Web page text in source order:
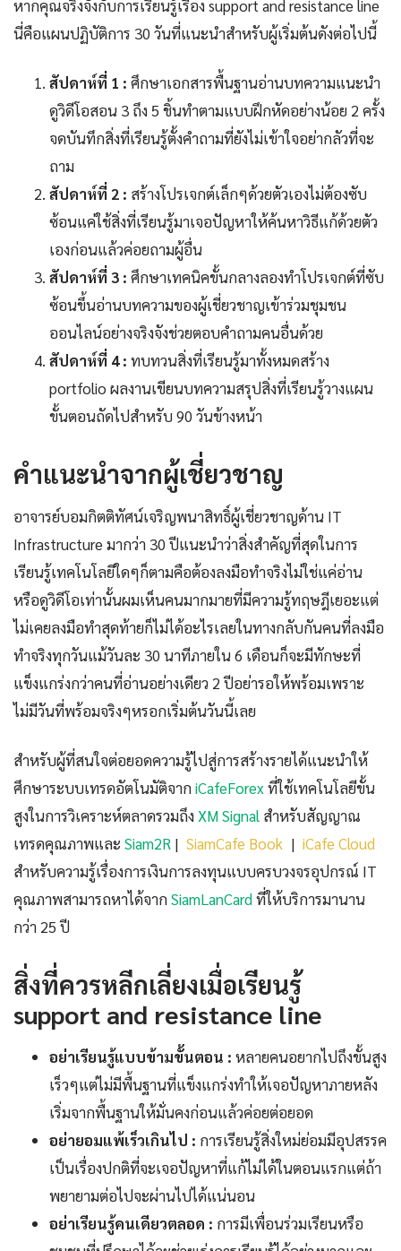
หากคุณจริงจังกับการเรียนรู้เรื่อง support and resistance line
นี่คือแผนปฏิบัติการ 30 วันที่แนะนำสำหรับผู้เริ่มต้นดังต่อไปนี้
สัปดาห์ที่ 1 : ศึกษาเอกสารพื้นฐานอ่านบทความแนะนำ
ดูวิดีโอสอน 3 ถึง 5 ชิ้นทำตามแบบฝึกหัดอย่างน้อย 2 ครั้ง
จดบันทึกสิ่งที่เรียนรู้ตั้งคำถามที่ยังไม่เข้าใจอย่ากลัวที่จะ
ถาม
สัปดาห์ที่ 2 : สร้างโปรเจกต์เล็กๆด้วยตัวเองไม่ต้องซับ
ซ้อนแค่ใช้สิ่งที่เรียนรู้มาเจอปัญหาให้ค้นหาวิธีแก้ด้วยตัว
เองก่อนแล้วค่อยถามผู้อื่น
สัปดาห์ที่ 3 : ศึกษาเทคนิคขั้นกลางลองทำโปรเจกต์ที่ซับ
ซ้อนขึ้นอ่านบทความของผู้เชี่ยวชาญเข้าร่วมชุมชน
ออนไลน์อย่างจริงจังช่วยตอบคำถามคนอื่นด้วย
สัปดาห์ที่ 4 : ทบทวนสิ่งที่เรียนรู้มาทั้งหมดสร้าง
portfolio ผลงานเขียนบทความสรุปสิ่งที่เรียนรู้วางแผน
ขั้นตอนถัดไปสำหรับ 90 วันข้างหน้า
คำแนะนำจากผู้เชี่ยวชาญ
อาจารย์บอมกิตติทัศน์เจริญพนาสิทธิ์ผู้เชี่ยวชาญด้าน IT
Infrastructure มากว่า 30 ปีแนะนำว่าสิ่งสำคัญที่สุดในการ
เรียนรู้เทคโนโลยีใดๆก็ตามคือต้องลงมือทำจริงไม่ใช่แค่อ่าน
หรือดูวิดีโอเท่านั้นผมเห็นคนมากมายที่มีความรู้ทฤษฎีเยอะแต่
ไม่เคยลงมือทำสุดท้ายก็ไม่ได้อะไรเลยในทางกลับกันคนที่ลงมือ
ทำจริงทุกวันแม้วันละ 30 นาทีภายใน 6 เดือนก็จะมีทักษะที่
แข็งแกร่งกว่าคนที่อ่านอย่างเดียว 2 ปีอย่ารอให้พร้อมเพราะ
ไม่มีวันที่พร้อมจริงๆหรอกเริ่มต้นวันนี้เลย
สำหรับผู้ที่สนใจต่อยอดความรู้ไปสู่การสร้างรายได้แนะนำให้
ศึกษาระบบเทรดอัตโนมัติจากiCafeForex ที่ใช้เทคโนโลยีขั้น
สูงในการวิเคราะห์ตลาดรวมถึง XM Signal สำหรับสัญญาณ
เทรดคุณภาพและ Siam2R | SiamCafe Book | iCafe Cloud
สำหรับความรู้เรื่องการเงินการลงทุนแบบครบวงจรอุปกรณ์ IT
คุณภาพสามารถหาได้จากSiamLanCardที่ให้บริการมานาน
กว่า 25 ปี
สิ่งที่ควรหลีกเลี่ยงเมื่อเรียนรู้
support and resistance line
อย่าเรียนรู้แบบข้ามขั้นตอน : หลายคนอยากไปถึงขั้นสูง
เร็วๆแต่ไม่มีพื้นฐานที่แข็งแกร่งทำให้เจอปัญหาภายหลัง
เริ่มจากพื้นฐานให้มั่นคงก่อนแล้วค่อยต่อยอด
อย่ายอมแพ้เร็วเกินไป : การเรียนรู้สิ่งใหม่ย่อมมีอุปสรรค
เป็นเรื่องปกติที่จะเจอปัญหาที่แก้ไม่ได้ในตอนแรกแต่ถ้า
พยายามต่อไปจะผ่านไปได้แน่นอน
อย่าเรียนรู้คนเดียวตลอด : การมีเพื่อนร่วมเรียนหรือ